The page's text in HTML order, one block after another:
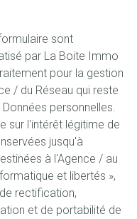
sont
par La Boite Immo
pour la gestion
/ du Réseau qui reste
personnelles.
sur l'intérêt légitime de
jusqu'à
à l'Agence / au
et libertés »,
rectification,
et de portabilité de